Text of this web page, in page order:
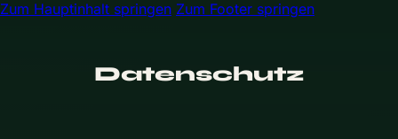
Zum Hauptinhalt springen Zum Footer springen
Datenschutz